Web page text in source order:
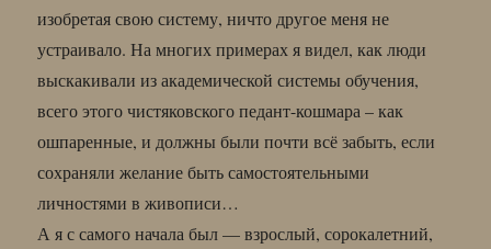
изобретая свою систему, ничто другое меня не
устраивало. На многих примерах я видел, как люди
выскакивали из академической системы обучения,
всего этого чистяковского педант-кошмара – как
ошпаренные, и должны были почти всё забыть, если
сохраняли желание быть самостоятельными
личностями в живописи…
А я с самого начала был — взрослый, сорокалетний,